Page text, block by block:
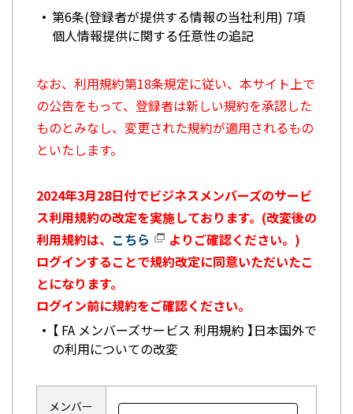
第6条(登録者が提供する情報の当社利用) 7項
個人情報提供に関する任意性の追記
なお、利用規約第18条規定に従い、本サイト上で
の公告をもって、登録者は新しい規約を承認した
ものとみなし、変更された規約が適用されるもの
といたします。
2024年3月28日付でビジネスメンバーズのサービ
ス利用規約の改定を実施しております。(改変後の
利用規約は、 こちら
よりご確認ください。)
ログインすることで規約改定に同意いただいたこ
とになります。
ログイン前に規約をご確認ください。
【 FA メンバーズサービス 利用規約 】日本国外で
の利用についての改変
メンバー